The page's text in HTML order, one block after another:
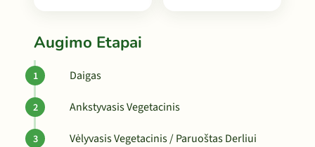
Augimo Etapai
Daigas
Ankstyvasis Vegetacinis
Vėlyvasis Vegetacinis / Paruoštas Derliui